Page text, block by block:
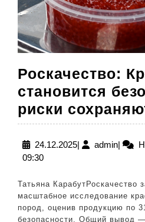
Роскачество:
становится
риски
24.12.202524.12.2025
| adminadmin
|
09:30
Татьяна КарабутРоскачество
масштабное исследование
пород, оценив продукцию по
безопасности. Общий вывод —